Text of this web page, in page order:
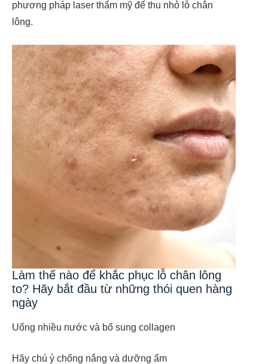
phương pháp laser thẩm mỹ để thu nhỏ lỗ chân
lông.
Làm thế nào để khắc phục lỗ chân lông
to? Hãy bắt đầu từ những thói quen hàng
ngày
Uống nhiều nước và bổ sung collagen
Hãy chú ý chống nắng và dưỡng ẩm